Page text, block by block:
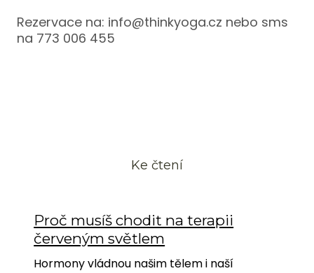
Rezervace na: info@thinkyoga.cz nebo sms
na 773 006 455
Ke čtení
Proč musíš chodit na terapii
červeným světlem
Hormony vládnou našim tělem i naší